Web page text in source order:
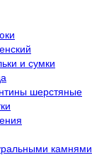
и сумки
шерстяные
камнями